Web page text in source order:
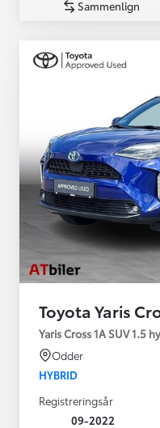
Sammenlign
Toyota Yaris
Yaris Cross 1A SUV 1.5
Odder
HYBRID
Registreringsår
09-2022